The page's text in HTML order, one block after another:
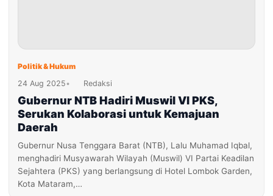
Politik & Hukum
24 Aug 2025• Redaksi
Gubernur NTB Hadiri Muswil VI PKS,
Serukan Kolaborasi untuk Kemajuan
Daerah
Gubernur Nusa Tenggara Barat (NTB), Lalu Muhamad Iqbal,
menghadiri Musyawarah Wilayah (Muswil) VI Partai Keadilan
Sejahtera (PKS) yang berlangsung di Hotel Lombok Garden,
Kota Mataram,…